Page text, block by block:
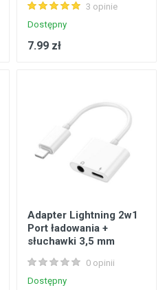
3 opinie
Dostępny
7.99 zł
Adapter Lightning 2w1
Port ładowania +
słuchawki 3,5 mm
0 opinii
Dostępny